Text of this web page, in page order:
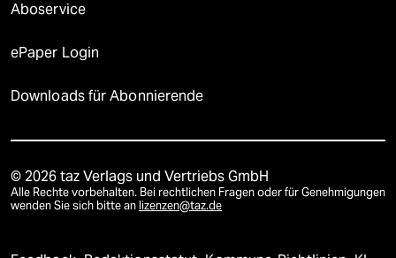
Aboservice
ePaper Login
Downloads für Abonnierende
© 2026 taz Verlags und Vertriebs GmbH
Alle Rechte vorbehalten. Bei rechtlichen Fragen oder für Genehmigungen
wenden Sie sich bitte an lizenzen@taz.de